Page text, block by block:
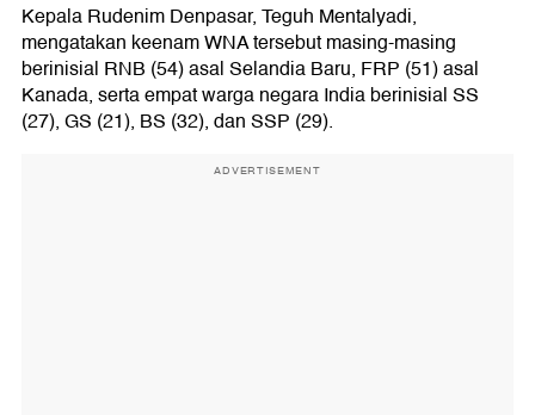
Kepala Rudenim Denpasar, Teguh Mentalyadi,
mengatakan keenam WNA tersebut masing-masing
berinisial RNB (54) asal Selandia Baru, FRP (51) asal
Kanada, serta empat warga negara India berinisial SS
(27), GS (21), BS (32), dan SSP (29).
ADVERTISEMENT